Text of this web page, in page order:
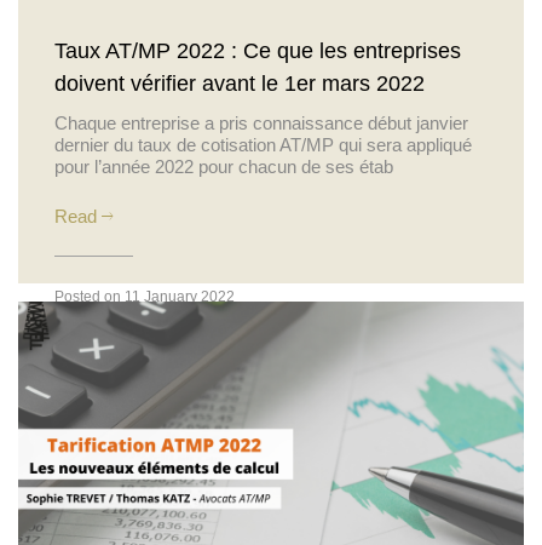
Taux AT/MP 2022 : Ce que les entreprises
doivent vérifier avant le 1er mars 2022
Chaque entreprise a pris connaissance début janvier
dernier du taux de cotisation AT/MP qui sera appliqué
pour l’année 2022 pour chacun de ses étab
Read
Posted on 11 January 2022
Actualités